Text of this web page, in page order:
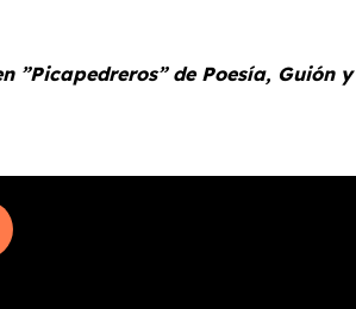
”Picapedreros” de Poesía,